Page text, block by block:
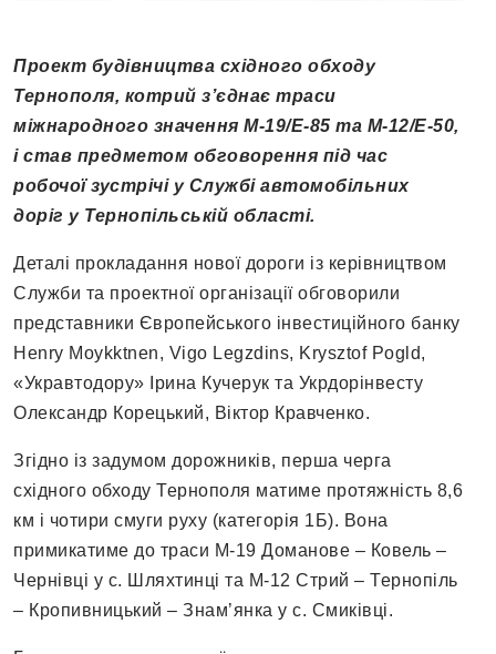
Проект будівництва східного обходу
Тернополя, котрий з’єднає траси
міжнародного значення М-19/Е-85 та М-12/Е-50,
і став предметом обговорення під час
робочої зустрічі у Службі автомобільних
доріг у Тернопільській області.
Деталі прокладання нової дороги із керівництвом
Служби та проектної організації обговорили
представники Європейського інвестиційного банку
Henry Moykktnen, Vigo Legzdins, Krysztof Pogld,
«Укравтодору» Ірина Кучерук та Укрдорінвесту
Олександр Корецький, Віктор Кравченко.
Згідно із задумом дорожників, перша черга
східного обходу Тернополя матиме протяжність 8,6
км і чотири смуги руху (категорія 1Б). Вона
примикатиме до траси М-19 Доманове – Ковель –
Чернівці у с. Шляхтинці та М-12 Стрий – Тернопіль
– Кропивницький – Знам’янка у с. Смиківці.